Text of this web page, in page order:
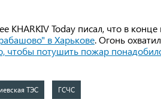
KHARKIV Today писал, что в
в Харькове. Огонь
чтобы потушить пожар
ТЭС ГСЧС